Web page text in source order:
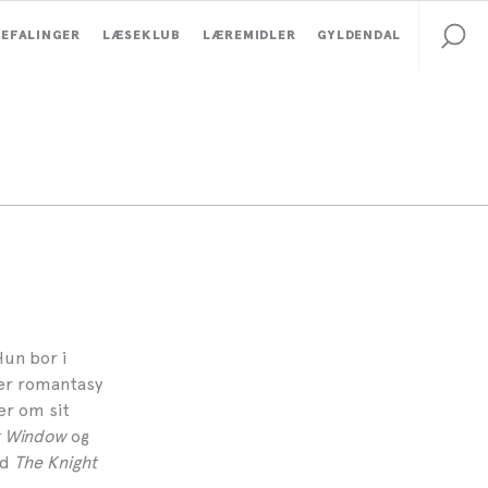
LÆSEKLUB LÆREMIDLER GYLDENDAL
bor i
romantasy
om sit
Windowog
The Knight